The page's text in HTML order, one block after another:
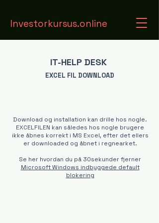
Investorkursus.online
IT-HELP DESK
EXCEL FIL DOWNLOAD
Download og installation kan drille hos nogle.
EXCELFILEN kan således hos nogle brugere
ikke åbnes korrekt i MS Excel, efter det ellers
er downloaded og åbnet i regnearket.
Se her hvordan du på 30sekunder fjerner
Microsoft Windows indbyggede default
blokering